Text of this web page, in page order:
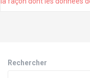
Rechercher